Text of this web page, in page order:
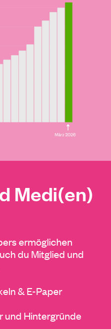
Medi(en)
ermöglichen
du Mitglied und
& E-Paper
und Hintergründe